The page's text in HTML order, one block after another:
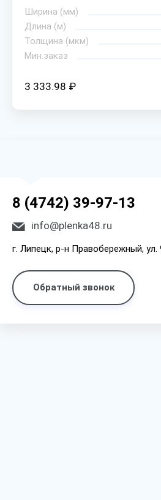
Ширина (мм)
Длина (м)
Толщина (мкм)
Мин.заказ
3 333.98 ₽
8 (4742) 39-97-13
info@plenka48.ru
г. Липецк, р-н Правобережный, ул.
Обратный звонок